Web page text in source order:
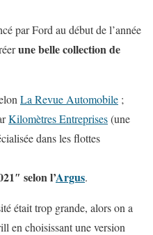
par Ford au début de l’année
une belle collection de
La Revue Automobile ;
Kilomètres Entreprises(une
dans les flottes
selon l’Argus.
était trop grande, alors on a
en choisissant une version